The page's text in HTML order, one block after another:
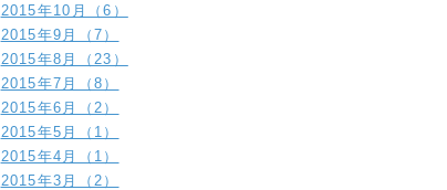
2015年10月（6）
2015年9月（7）
2015年8月（23）
2015年7月（8）
2015年6月（2）
2015年5月（1）
2015年4月（1）
2015年3月（2）